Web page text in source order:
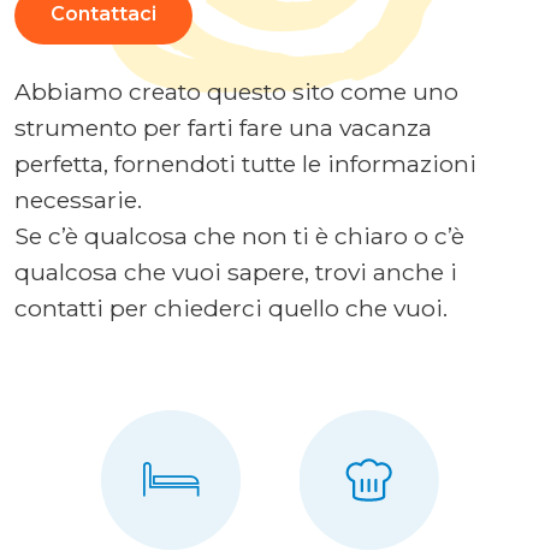
Contattaci
Abbiamo creato questo sito come uno
strumento per farti fare una vacanza
perfetta, fornendoti tutte le informazioni
necessarie.
Se c’è qualcosa che non ti è chiaro o c’è
qualcosa che vuoi sapere, trovi anche i
contatti per chiederci quello che vuoi.